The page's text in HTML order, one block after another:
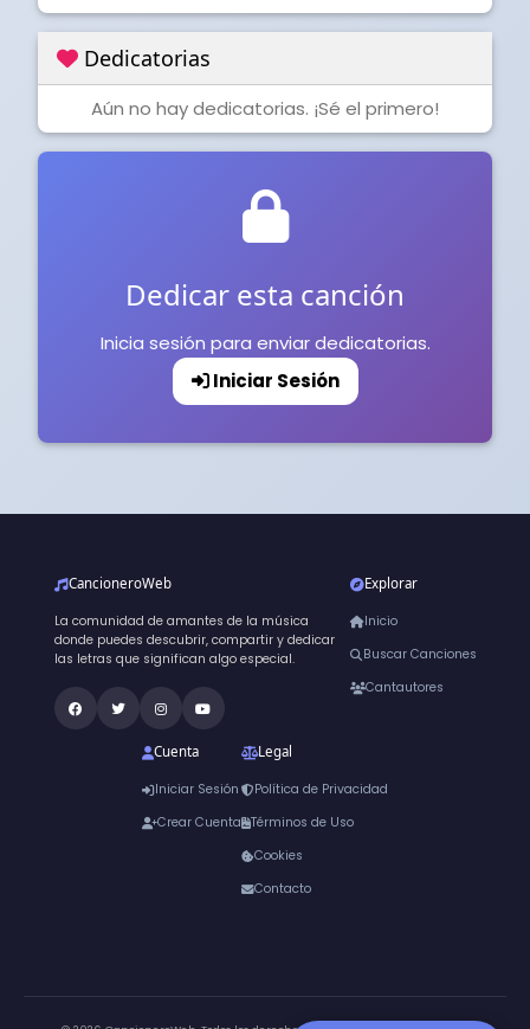
Dedicatorias
Aún no hay dedicatorias. ¡Sé el primero!
Dedicar esta canción
Inicia sesión para enviar dedicatorias.
Iniciar Sesión
CancioneroWeb
La comunidad de amantes de la música
donde puedes descubrir, compartir y dedicar
las letras que significan algo especial.
Explorar
Inicio
Buscar Canciones
Cantautores
Cuenta
Iniciar Sesión
Crear Cuenta
Legal
Política de Privacidad
Términos de Uso
Cookies
Contacto